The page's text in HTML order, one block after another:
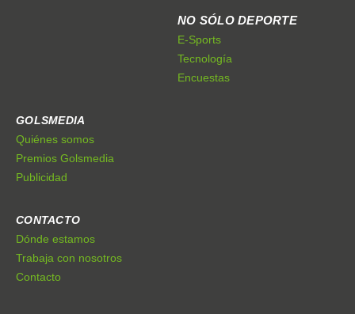
NO SÓLO DEPORTE
E-Sports
Tecnología
Encuestas
GOLSMEDIA
Quiénes somos
Premios Golsmedia
Publicidad
CONTACTO
Dónde estamos
Trabaja con nosotros
Contacto